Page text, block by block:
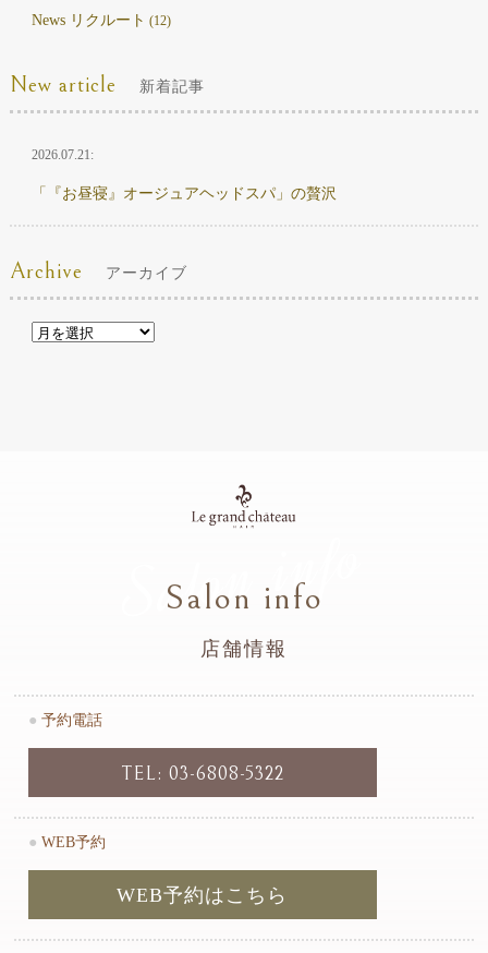
News リクルート (12)
New article 新着記事
2026.07.21:
「『お昼寝』オージュアヘッドスパ」の贅沢
Archive アーカイブ
Salon info
Salon info
店舗情報
● 予約電話
TEL: 03-6808-5322
● WEB予約
WEB予約はこちら